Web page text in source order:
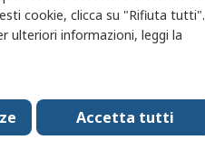
cookie, clicca su "Rifiuta tutti".
ulteriori informazioni, leggi la
Accetta tutti